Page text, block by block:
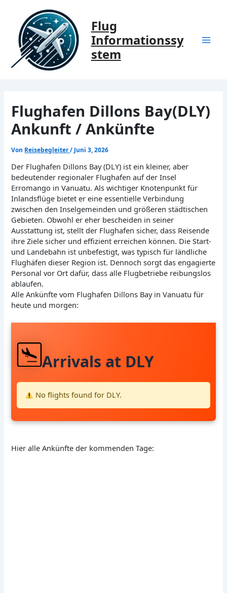
springen
Flug
Informationssy
stem
Flughafen Dillons Bay(DLY)
Ankunft / Ankünfte
Von Reisebegleiter/ Juni 3, 2026
Der Flughafen Dillons Bay (DLY) ist ein kleiner, aber
bedeutender regionaler Flughafen auf der Insel
Erromango in Vanuatu. Als wichtiger Knotenpunkt für
Inlandsflüge bietet er eine essentielle Verbindung
zwischen den Inselgemeinden und größeren städtischen
Gebieten. Obwohl er eher bescheiden in seiner
Ausstattung ist, stellt der Flughafen sicher, dass Reisende
ihre Ziele sicher und effizient erreichen können. Die Start-
und Landebahn ist unbefestigt, was typisch für ländliche
Flughäfen dieser Region ist. Dennoch sorgt das engagierte
Personal vor Ort dafür, dass alle Flugbetriebe reibungslos
ablaufen.
Alle Ankünfte vom Flughafen Dillons Bay in Vanuatu für
heute und morgen:
Arrivals at DLY
No flights found for DLY.
Hier alle Ankünfte der kommenden Tage: